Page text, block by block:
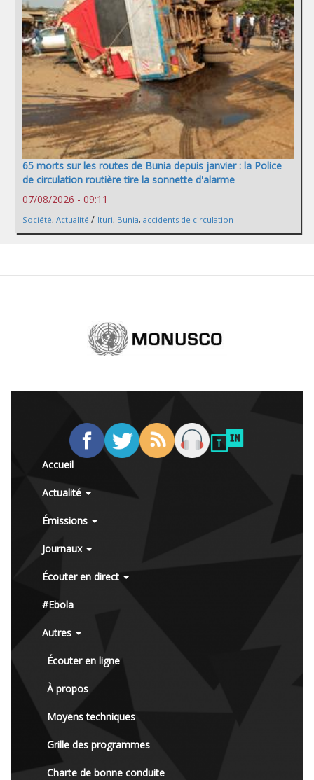
65 morts sur les routes de Bunia depuis janvier : la Police
de circulation routière tire la sonnette d'alarme
07/08/2026 - 09:11
Société, Actualité / Ituri, Bunia, accidents de circulation
Accueil
Actualité
Émissions
Journaux
Écouter en direct
#Ebola
Autres
Écouter en ligne
À propos
Moyens techniques
Grille des programmes
Charte de bonne conduite